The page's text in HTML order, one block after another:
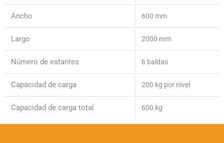
Ancho 600 mm
Largo 2000 mm
Número de estantes 6 baldas
Capacidad de carga 200 kg por nivel
Capacidad de carga total 600 kg